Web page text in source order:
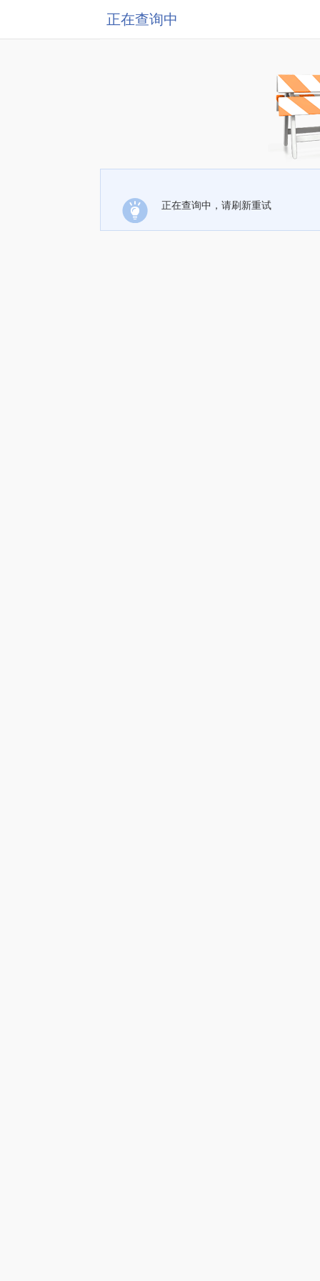
正在查询中
正在查询中，请刷新重试